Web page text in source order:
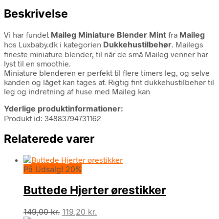
Beskrivelse
Vi har fundet Maileg Miniature Blender Mint fra Maileg
hos Luxbaby.dk i kategorien Dukkehustilbehør. Mailegs
fineste miniature blender, til når de små Maileg venner har
lyst til en smoothie.
Miniature blenderen er perfekt til flere timers leg, og selve
kanden og låget kan tages af. Rigtig fint dukkehustilbehør til
leg og indretning af huse med Maileg kan
Yderlige produktinformationer:
Produkt id: 34883794731162
Relaterede varer
På Udsalg! 20%
Buttede Hjerter ørestikker
149,00kr. Den
119,20 kr.